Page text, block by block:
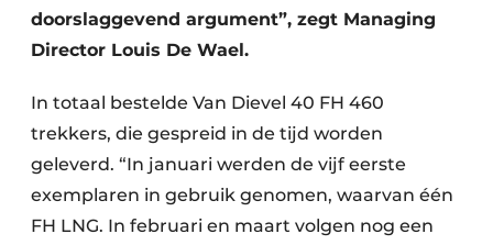
doorslaggevend argument”, zegt Managing
Director Louis De Wael.
In totaal bestelde Van Dievel 40 FH 460
trekkers, die gespreid in de tijd worden
geleverd. “In januari werden de vijf eerste
exemplaren in gebruik genomen, waarvan één
FH LNG. In februari en maart volgen nog een